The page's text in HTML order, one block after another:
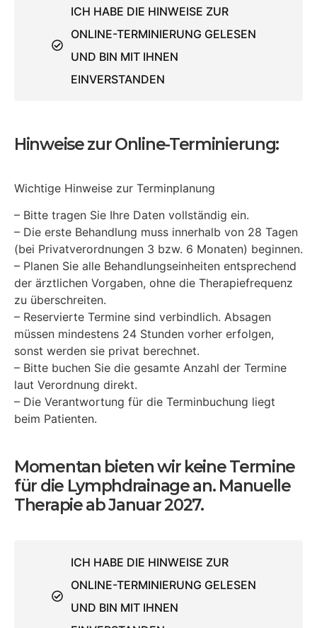
ICH HABE DIE HINWEISE ZUR
ONLINE-TERMINIERUNG GELESEN
UND BIN MIT IHNEN
EINVERSTANDEN
Hinweise zur Online-Terminierung:
Wichtige Hinweise zur Terminplanung
– Bitte tragen Sie Ihre Daten vollständig ein.
– Die erste Behandlung muss innerhalb von 28 Tagen
(bei Privatverordnungen 3 bzw. 6 Monaten) beginnen.
– Planen Sie alle Behandlungseinheiten entsprechend
der ärztlichen Vorgaben, ohne die Therapiefrequenz
zu überschreiten.
– Reservierte Termine sind verbindlich. Absagen
müssen mindestens 24 Stunden vorher erfolgen,
sonst werden sie privat berechnet.
– Bitte buchen Sie die gesamte Anzahl der Termine
laut Verordnung direkt.
– Die Verantwortung für die Terminbuchung liegt
beim Patienten.
Momentan bieten wir keine Termine
für die Lymphdrainage an. Manuelle
Therapie ab Januar 2027.
ICH HABE DIE HINWEISE ZUR
ONLINE-TERMINIERUNG GELESEN
UND BIN MIT IHNEN